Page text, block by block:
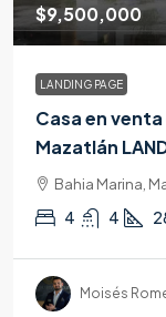
$9,500,000
LANDING PAGE
Casa en
Mazatlán
Bahia Marina,
4 4
Moisés